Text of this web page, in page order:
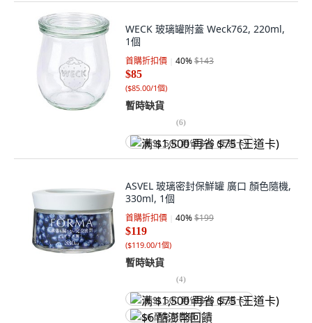
WECK 玻璃罐附蓋 Weck762, 220ml,
1個
首購折扣價 40%$143
$85
($85.00/1個)
暫時缺貨
(6)
满 $1,500 再省 $75 (王道卡)
ASVEL 玻璃密封保鮮罐 廣口 顏色隨機,
330ml, 1個
首購折扣價 40%$199
$119
($119.00/1個)
暫時缺貨
(4)
满 $1,500 再省 $75 (王道卡)
$6 酷澎幣回饋